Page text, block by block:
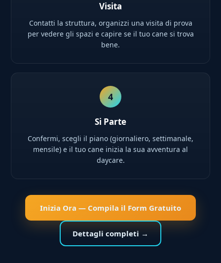
Visita
Contatti la struttura, organizzi una visita di prova
per vedere gli spazi e capire se il tuo cane si trova
bene.
4
Si Parte
Confermi, scegli il piano (giornaliero, settimanale,
mensile) e il tuo cane inizia la sua avventura al
daycare.
Inizia Ora — Compila il Form Gratuito
Dettagli completi →